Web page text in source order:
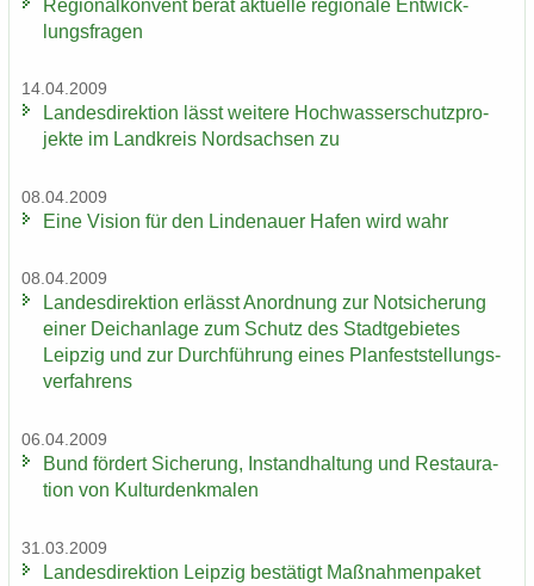
Re­gio­nal­kon­vent berät ak­tu­el­le re­gio­na­le Ent­wick­
lungs­fra­gen
14.04.2009
Lan­des­di­rek­ti­on lässt wei­te­re Hoch­was­ser­schutz­pro­
jek­te im Land­kreis Nord­sach­sen zu
08.04.2009
Eine Vi­si­on für den Lin­de­nau­er Hafen wird wahr
08.04.2009
Lan­des­di­rek­ti­on er­lässt An­ord­nung zur Not­si­che­rung
einer Deich­an­la­ge zum Schutz des Stadt­ge­bie­tes
Leip­zig und zur Durch­füh­rung eines Plan­fest­stel­lungs­
ver­fah­rens
06.04.2009
Bund för­dert Si­che­rung, In­stand­hal­tung und Re­stau­ra­
ti­on von Kul­tur­denk­ma­len
31.03.2009
Lan­des­di­rek­ti­on Leip­zig be­stä­tigt Maß­nah­men­pa­ket